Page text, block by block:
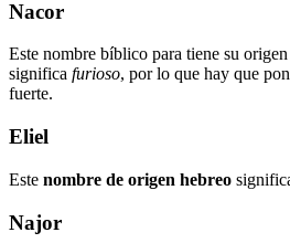
Nacor
Este nombre bíblico para tiene su
significa furioso, por lo que hay que
fuerte.
Eliel
Este nombre de origen hebreo
Najor